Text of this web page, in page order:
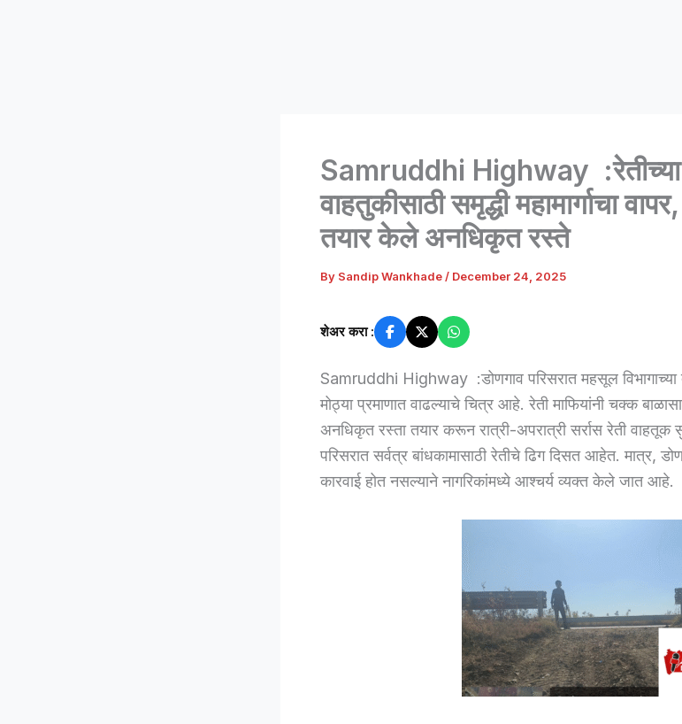
Samruddhi Highway
वाहतुकीसाठी समृद्धी महामार्गाचा
तयार केले अनधिकृत रस्ते
By Sandip Wankhade / December 24, 2025
शेअर करा :
Samruddhi Highway :डोणगाव परिसरात महसूल विभागाच्या
मोठ्या प्रमाणात वाढल्याचे चित्र आहे. रेती माफियांनी चक्क
अनधिकृत रस्ता तयार करून रात्री-अपरात्री सर्रास रेती
परिसरात सर्वत्र बांधकामासाठी रेतीचे ढिग दिसत आहेत. मात्र,
कारवाई होत नसल्याने नागरिकांमध्ये आश्चर्य व्यक्त केले जात आहे.